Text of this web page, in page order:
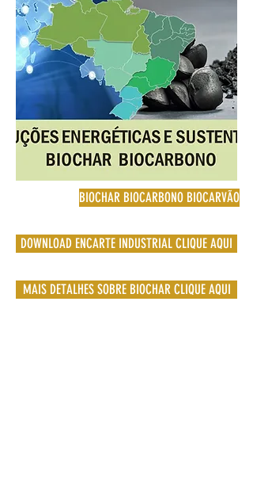
BIOCHAR BIOCARBONO BIOCARVÃO
DOWNLOAD ENCARTE INDUSTRIAL CLIQUE AQUI
MAIS DETALHES SOBRE BIOCHAR CLIQUE AQUI